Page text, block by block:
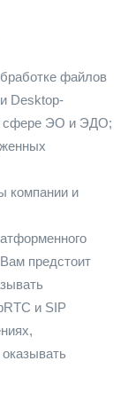
файлов
Desktop-
сфере ЭО и ЭДО;
компании и
предстоит
и SIP